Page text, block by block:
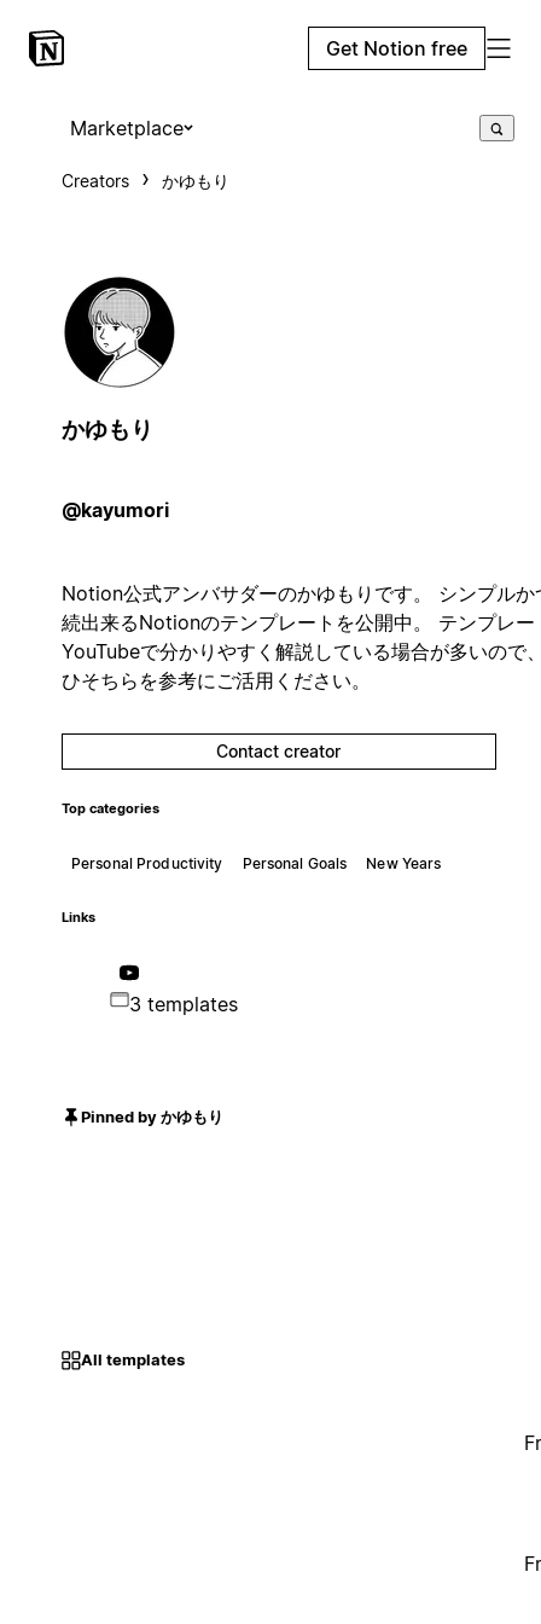
Get Notion free
Marketplace
Creators かゆもり
かゆもり
@kayumori
Notion公式アンバサダーのかゆもりです。 シンプルか
続出来るNotionのテンプレートを公開中。 テンプレー
YouTubeで分かりやすく解説している場合が多いので
ひそちらを参考にご活用ください。
Contact creator
Top categories
Personal Productivity Personal Goals New Years
Links
3 templates
Pinned by かゆもり
All templates